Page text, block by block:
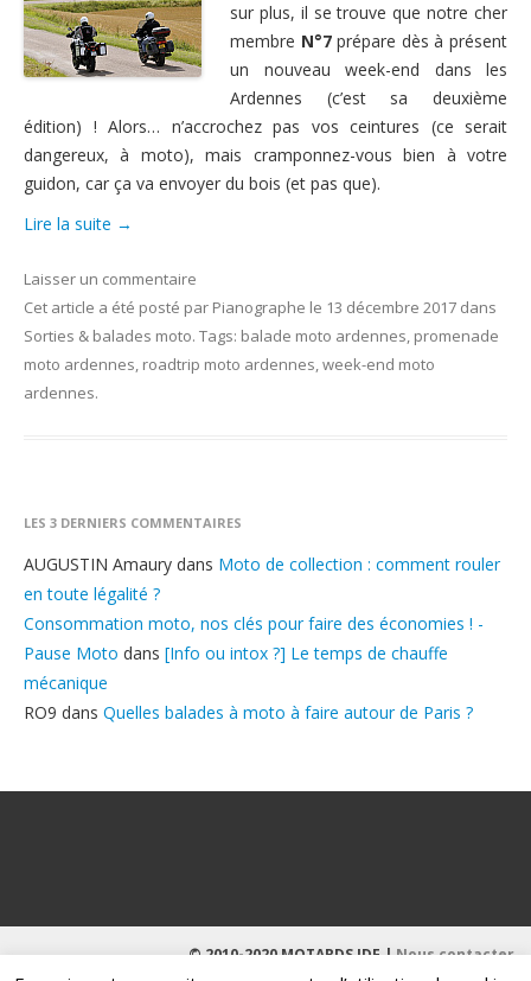
sur plus, il se trouve que notre cher
membre N°7prépare dès à présent
un nouveau week-end dans les
Ardennes (c’est sa deuxième
édition) ! Alors… n’accrochez pas vos ceintures (ce serait
dangereux, à moto), mais cramponnez-vous bien à votre
guidon, car ça va envoyer du bois (et pas que).
Lire la suite →
Laisser un commentaire
Cet article a été posté par Pianographe le 13 décembre 2017 dans
Sorties & balades moto. Tags: balade moto ardennes, promenade
moto ardennes, roadtrip moto ardennes,week-end moto
ardennes.
LES 3 DERNIERS COMMENTAIRES
AUGUSTIN Amaury dans Moto de collection : comment rouler
en toute légalité ?
Consommation moto, nos clés pour faire des économies ! -
Pause Moto dans [Info ou intox ?] Le temps de chauffe
mécanique
RO9 dans Quelles balades à moto à faire autour de Paris ?
© 2010-2020 MOTARDS IDF |Nous contacter